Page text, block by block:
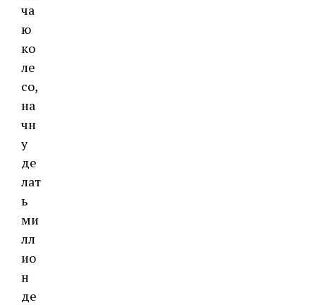
ча
ю
ко
ле
со,
на
чн
у
де
лат
ь
ми
лл
ио
н
де